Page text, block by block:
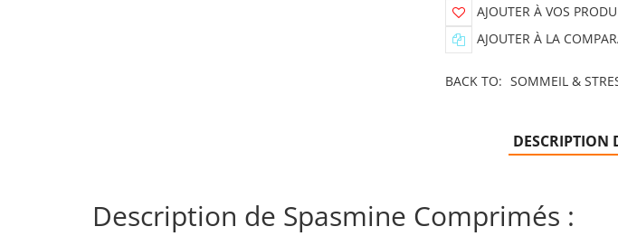
AJOUTER À VOS
AJOUTER À LA
BACK TO: SOMMEIL &
DESCRIPTION
Description de Spasmine Comprimés :